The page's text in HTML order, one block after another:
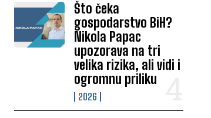
Što čeka
gospodarstvo BiH?
Nikola Papac
upozorava na tri
velika rizika, ali vidi i
ogromnu priliku
2026